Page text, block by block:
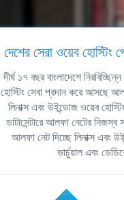
দেশের সেরা ওয়েব হোস্টিং
দীর্ঘ ১৭ বছর বাংলাদেশে
হোস্টিং সেবা প্রদান করে আসছে
লিনাক্স এবং উইন্ডোজ ওয়েব
ডাটাসেন্টারে আলফা নেটের নিজস্ব
আলফা নেট দিচ্ছে লিনাক্স এবং
ভার্চুয়াল এবং